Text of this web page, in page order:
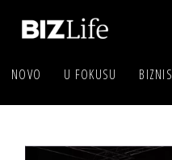
NOVO U FOKUSU BIZNIS